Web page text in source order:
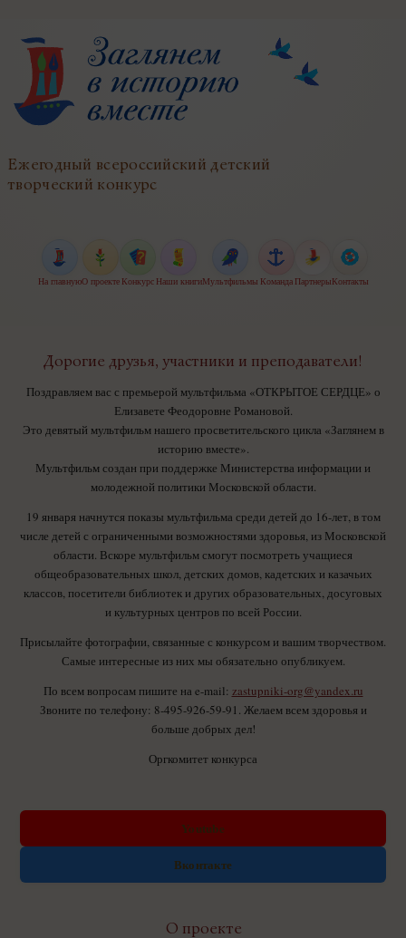
Ежегодный всероссийский детский
творческий конкурс
На главнуюО проекте Конкурс Наши книгиМультфильмы Команда ПартнерыКонтакты
Дорогие друзья, участники и преподаватели!
Поздравляем вас с премьерой мультфильма «ОТКРЫТОЕ СЕРДЦЕ» о
Елизавете Феодоровне Романовой.
Это девятый мультфильм нашего просветительского цикла «Заглянем в
историю вместе».
Мультфильм создан при поддержке Министерства информации и
молодежной политики Московской области.
19 января начнутся показы мультфильма среди детей до 16-лет, в том
числе детей с ограниченными возможностями здоровья, из Московской
области. Вскоре мультфильм смогут посмотреть учащиеся
общеобразовательных школ, детских домов, кадетских и казачьих
классов, посетители библиотек и других образовательных, досуговых
и культурных центров по всей России.
Присылайте фотографии, связанные с конкурсом и вашим творчеством.
Самые интересные из них мы обязательно опубликуем.
По всем вопросам пишите на e-mail: zastupniki-org@yandex.ru
Звоните по телефону: 8-495-926-59-91. Желаем всем здоровья и
больше добрых дел!
Оргкомитет конкурса
Youtube
Вконтакте
О проекте